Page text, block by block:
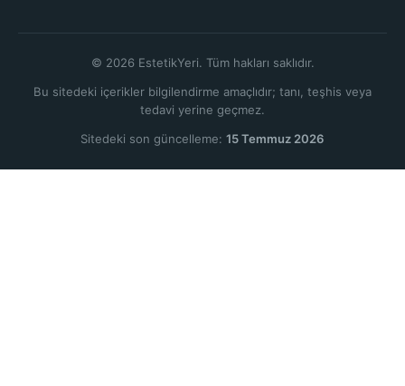
© 2026 EstetikYeri. Tüm hakları saklıdır.
Bu sitedeki içerikler bilgilendirme amaçlıdır; tanı, teşhis veya
tedavi yerine geçmez.
Sitedeki son güncelleme: 15 Temmuz 2026